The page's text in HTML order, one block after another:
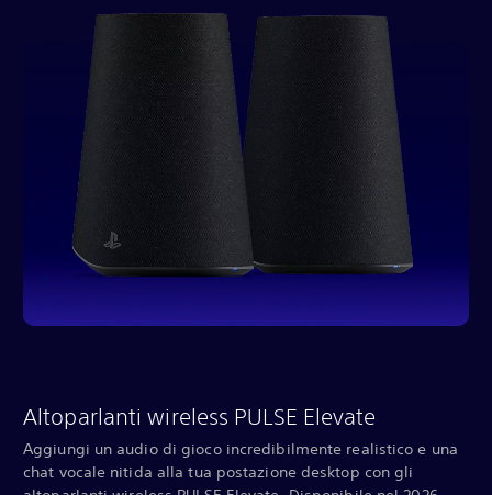
Altoparlanti wireless PULSE Elevate
Aggiungi un audio di gioco incredibilmente realistico e una
chat vocale nitida alla tua postazione desktop con gli